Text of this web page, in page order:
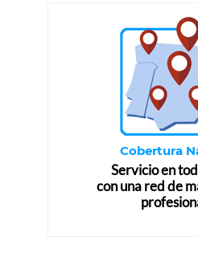
Cobertura
Servicio en
con una red de